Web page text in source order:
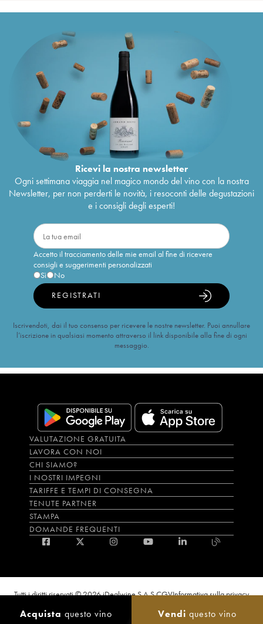
Acquista questo vino Vendi questo vino
Ricevi la nostra newsletter
Ogni settimana viaggia nel magico mondo del vino con la nostra
Newsletter, per non perderti le novità, i resoconti delle degustazioni
e i consigli degli esperti!
Accetto il tracciamento delle mie email al fine di ricevere
consigli e suggerimenti personalizzati
Sì
No
REGISTRATI
Iscrivendoti, dai il tuo consenso per ricevere le nostre newsletter. Puoi annullare
l’iscrizione in qualsiasi momento attraverso il link disponibile alla fine di ogni
messaggio.
VALUTAZIONE GRATUITA
LAVORA CON NOI
CHI SIAMO?
I NOSTRI IMPEGNI
TARIFFE E TEMPI DI CONSEGNA
TENUTE PARTNER
STAMPA
DOMANDE FREQUENTI
Tutti i diritti riservati © 2026 iDealwine S.A.S.CGVInformativa sulla privacy
sito e dei servizi annessi è riservato solo agli utenti maggiorenni.